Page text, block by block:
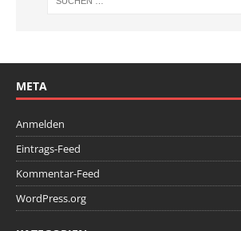
META
Anmelden
Eintrags-Feed
Kommentar-Feed
WordPress.org